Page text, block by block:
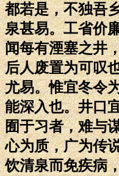
都若是，不独吾
泉甚易。工省价
闻每有湮塞之井
后人废置为可叹
尤易。惟宜冬令
能深入也。井口
囿于习者，难与
心为质，广为传
饮清泉而免疾病